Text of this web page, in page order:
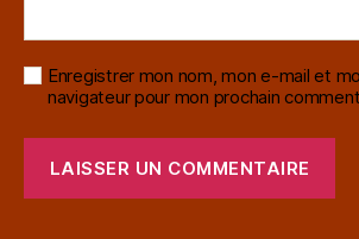
Enregistrer mon nom, mon e-mail et
navigateur pour mon prochain